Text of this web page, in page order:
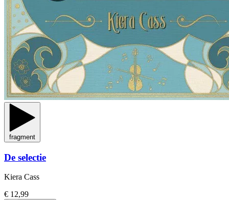
fragment
De selectie
Kiera Cass
€ 12,99